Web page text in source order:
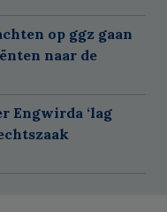
op ggz gaan
naar de
Engwirda ‘lag